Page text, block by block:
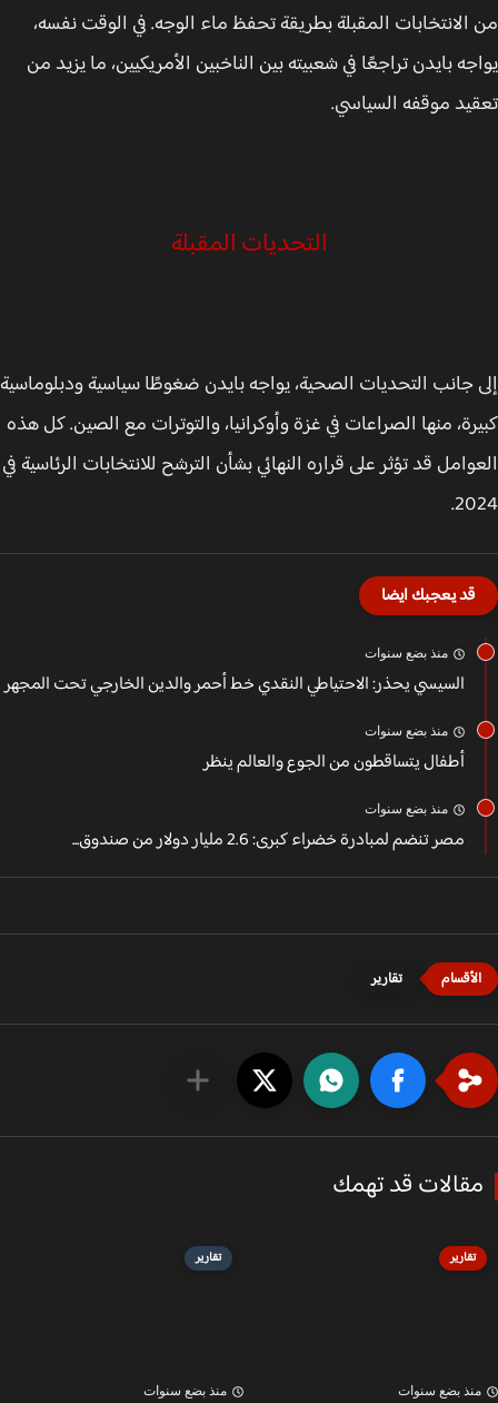
المقبلة بطريقة تحفظ ماء الوجه. في الوقت نفسه،
بايدن تراجعًا في شعبيته بين الناخبين الأمريكيين، ما يزيد من
موقفه السياسي.
التحديات المقبلة
جانب التحديات الصحية، يواجه بايدن ضغوطًا سياسية ودبلوماسية
منها الصراعات في غزة وأوكرانيا، والتوترات مع الصين. كل هذه
قد تؤثر على قراره النهائي بشأن الترشح للانتخابات الرئاسية في
قد يعجبك ايضا
منذ بضع سنوات
السيسي يحذر: الاحتياطي النقدي خط أحمر والدين الخارجي تحت المجهر
منذ بضع سنوات
أطفال يتساقطون من الجوع والعالم ينظر
منذ بضع سنوات
مصر تنضم لمبادرة خضراء كبرى: 2.6 مليار دولار من صندوق...
تقارير
قد تهمك
تقارير
بضع سنوات
تقارير
منذ بضع سنوات